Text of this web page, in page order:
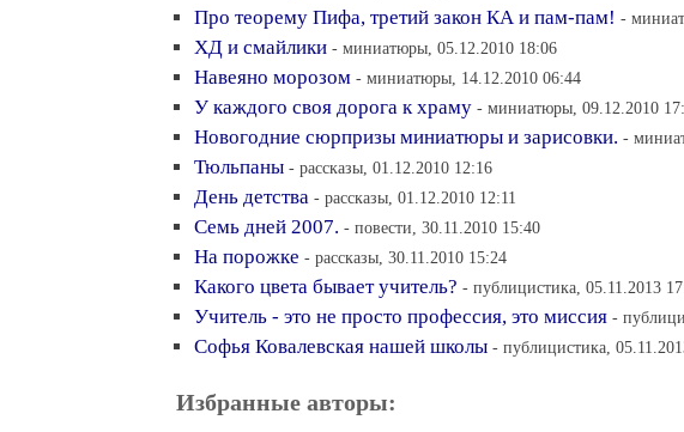
Про теорему Пифа, третий закон КА и пам-пам! -
ХД и смайлики - миниатюры, 05.12.2010 18:06
Навеяно морозом - миниатюры, 14.12.2010 06:44
У каждого своя дорога к храму - миниатюры, 09.12.2010
Новогодние сюрпризы миниатюры и зарисовки. -
Тюльпаны - рассказы, 01.12.2010 12:16
День детства - рассказы, 01.12.2010 12:11
Семь дней 2007. - повести, 30.11.2010 15:40
На порожке - рассказы, 30.11.2010 15:24
Какого цвета бывает учитель? - публицистика, 05.11.2013
Учитель - это не просто профессия, это миссия -
Софья Ковалевская нашей школы - публицистика,
Избранные авторы: